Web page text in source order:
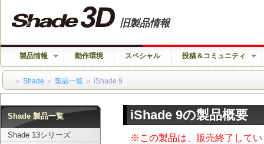
旧製品情報
製品情報 動作環境 スペシャル 投稿＆コミュニティ
＞ Shade ＞ 製品一覧 ＞ iShade 9
Shade 製品一覧
Shade 13シリーズ
iShade 9の製品概要
※この製品は、販売終了してい